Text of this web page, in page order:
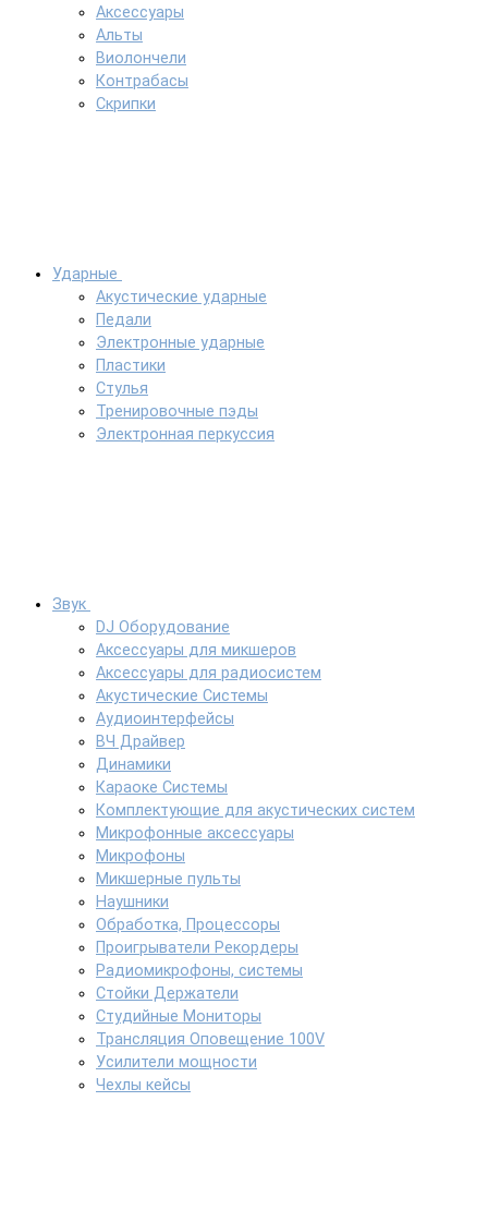
Аксессуары
Альты
Виолончели
Контрабасы
Скрипки
Ударные
Акустические ударные
Педали
Электронные ударные
Пластики
Стулья
Тренировочные пэды
Электронная перкуссия
Звук
DJ Оборудование
Аксессуары для микшеров
Аксессуары для радиосистем
Акустические Системы
Аудиоинтерфейсы
ВЧ Драйвер
Динамики
Караоке Системы
Комплектующие для акустических систем
Микрофонные аксессуары
Микрофоны
Микшерные пульты
Наушники
Обработка, Процессоры
Проигрыватели Рекордеры
Радиомикрофоны, системы
Стойки Держатели
Студийные Мониторы
Трансляция Оповещение 100V
Усилители мощности
Чехлы кейсы